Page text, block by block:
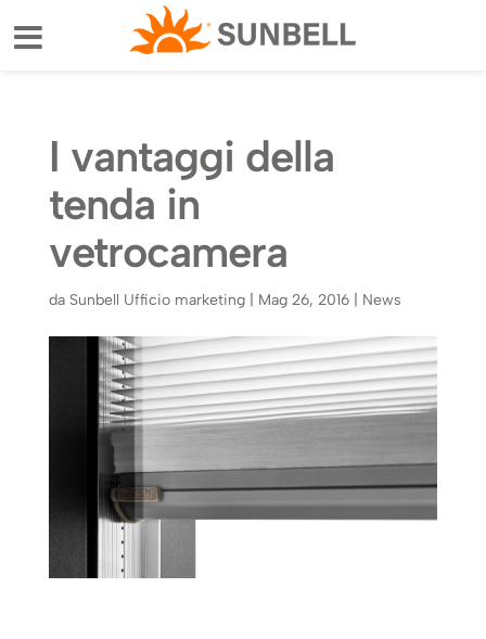
I vantaggi della
tenda in
vetrocamera
da Sunbell Ufficio marketing| Mag 26, 2016| News